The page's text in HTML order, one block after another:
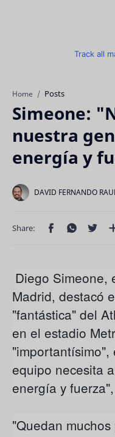
Track all
Home Posts
Simeone:
nuestra
energía y
Diego Simeone,
Madrid, destacó
"fantástica" del
en el estadio
"importantísimo",
equipo necesita
energía y
"Quedan